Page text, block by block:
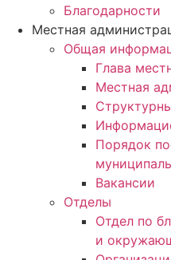
Благодарности
Местная
Общая
Глава
Местная
Порядок
Вакансии
Отделы
Отдел по
и